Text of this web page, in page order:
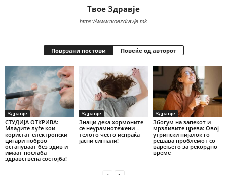
Твое Здравје
https://www.tvoezdravje.mk
Поврзани постови Повеќе од авторот
Здравје
СТУДИЈА ОТКРИВА:
Младите луѓе кои
користат електронски
цигари побрзо
остануваат без здив и
имаат послаба
здравствена состојба!
Здравје
Знаци дека хормоните
се неурамнотежени –
телото често испраќа
јасни сигнали!
Здравје
Збогум на запекот и
мрзливите црева: Овој
утрински пијалок го
решава проблемот со
варењето за рекордно
време